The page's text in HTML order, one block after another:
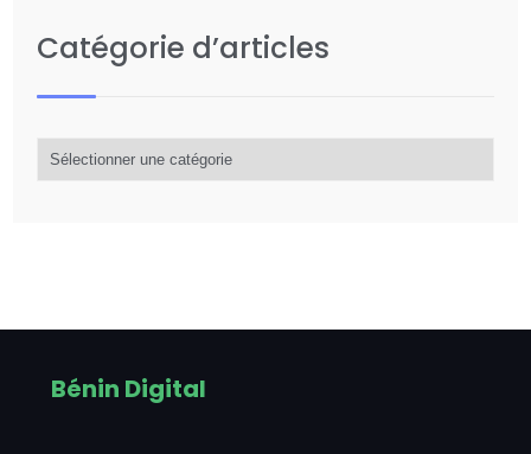
Catégorie d’articles
d’articles
Bénin Digital